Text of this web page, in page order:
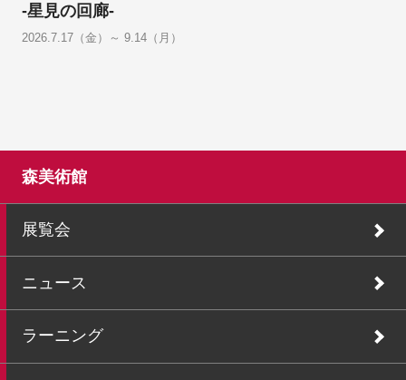
-星見の回廊-
2026.7.17（金）～ 9.14（月）
森美術館
展覧会
ニュース
ラーニング